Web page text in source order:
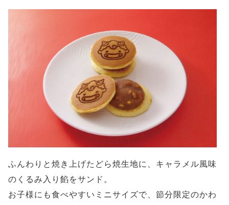
ふんわりと焼き上げたどら焼生地に、キャラメル風味
のくるみ入り餡をサンド。
お子様にも食べやすいミニサイズで、節分限定のかわ